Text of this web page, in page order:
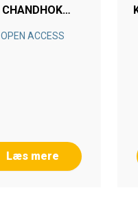
CHANDHOK
OPEN ACCESS
Læs mere